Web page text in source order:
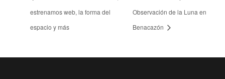
estrenamos web, la forma del
espacio y más
Observación de la Luna en
Benacazón